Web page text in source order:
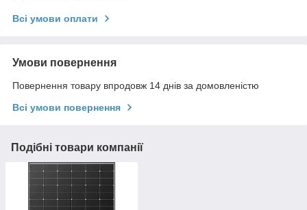
Всі умови оплати
Умови повернення
Повернення товару впродовж 14 днів за домовленістю
Всі умови повернення
Подібні товари компанії